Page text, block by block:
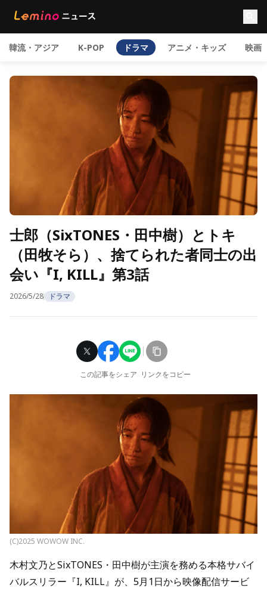
韓流・アジア K-POP ドラマ アニメ・キッズ 映画
士郎（SixTONES・田中樹）とトキ
（田牧そら）、捨てられた者同士の出
会い『I, KILL』第3話
2026/5/28 ドラマ
この記事をシェア リンクをコピー
(C)2025 WOWOW INC.
木村文乃とSixTONES・田中樹が主演を務める本格サバイ
バルスリラー『I, KILL』が、5月1日から映像配信サービ